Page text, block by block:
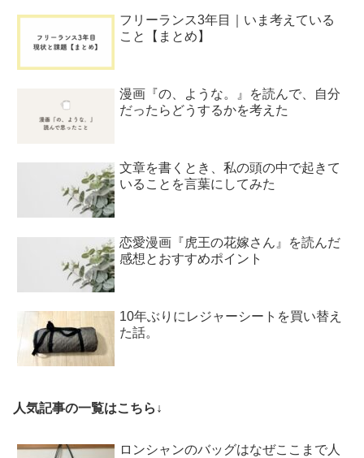
フリーランス3年目｜いま考えている
こと【まとめ】
漫画『の、ような。』を読んで、自分
だったらどうするかを考えた
文章を書くとき、私の頭の中で起きて
いることを言葉にしてみた
恋愛漫画『虎王の花嫁さん』を読んだ
感想とおすすめポイント
10年ぶりにレジャーシートを買い替え
た話。
人気記事の一覧はこちら↓
ロンシャンのバッグはなぜここまで人